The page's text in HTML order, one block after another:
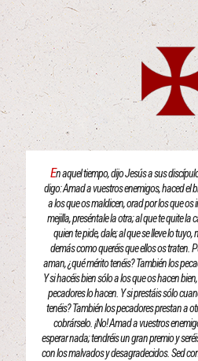
En aquel tiempo, dijo Jesús a sus
digo: Amad a vuestros enemigos, haced el
a los que os maldicen, orad por los que os
mejilla, preséntale la otra; al que te quite la
quien te pide, dale; al que se lleve lo tuyo,
demás como queréis que ellos os traten.
aman, ¿qué mérito tenéis? También los
Y si hacéis bien sólo a los que os hacen
pecadores lo hacen. Y si prestáis sólo
tenéis? También los pecadores prestan a
cobrárselo. ¡No! Amad a vuestros
esperar nada; tendréis un gran premio y
con los malvados y desagradecidos. Sed